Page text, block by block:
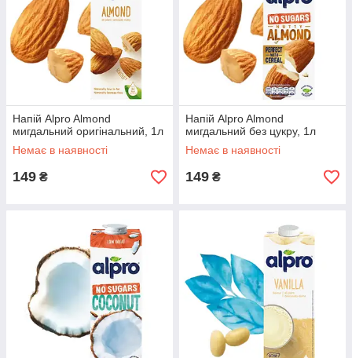
Напій Alpro Almond
мигдальний оригінальний, 1л
Немає в наявності
149 ₴
Напій Alpro Almond
мигдальний без цукру, 1л
Немає в наявності
149 ₴